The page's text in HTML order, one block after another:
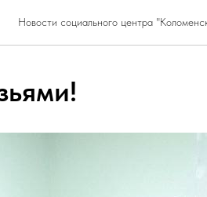
Новости социального центра